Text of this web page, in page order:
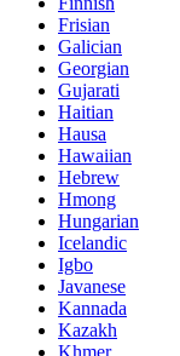
Frisian
Galician
Georgian
Gujarati
Haitian
Hausa
Hawaiian
Hebrew
Hmong
Hungarian
Icelandic
Igbo
Javanese
Kannada
Kazakh